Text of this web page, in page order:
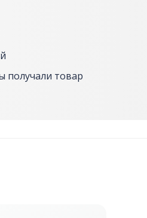
получали товар